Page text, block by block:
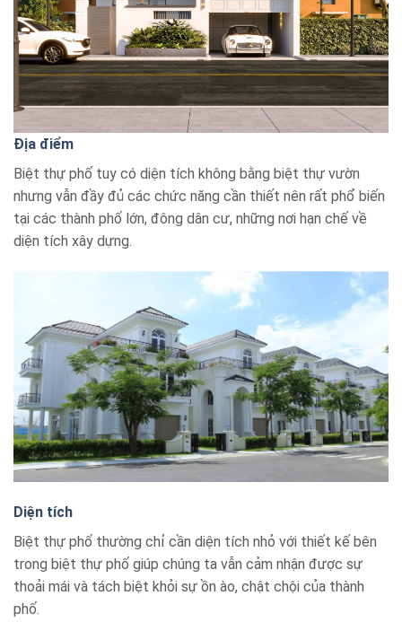
Địa điểm
Biệt thự phố tuy có diện tích không bằng biệt thự vườn
nhưng vẫn đầy đủ các chức năng cần thiết nên rất phổ biến
tại các thành phố lớn, đông dân cư, những nơi hạn chế về
diện tích xây dựng.
Diện tích
Biệt thự phố thường chỉ cần diện tích nhỏ với thiết kế bên
trong biệt thự phố giúp chúng ta vẫn cảm nhận được sự
thoải mái và tách biệt khỏi sự ồn ào, chật chội của thành
phố.